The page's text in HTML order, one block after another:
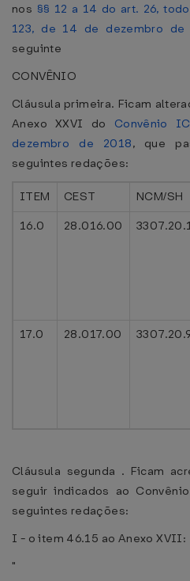
nos §§ 12 a 14 do art. 26,
123, de 14 de dezembro de
seguinte
CONVÊNIO
Cláusula primeira. Ficam
Anexo XXVI do Convênio
dezembro de 2018, que
seguintes redações:
ITEM CEST NCM/SH
16.0
28.016.00
17.0
28.017.00
Cláusula segunda . Ficam
seguir indicados ao
seguintes redações:
I - o item 46.15 ao Anexo XVII:
"